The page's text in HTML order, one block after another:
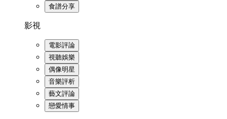
食譜分享
影視
電影評論
視聽娛樂
偶像明星
音樂評析
藝文評論
戀愛情事